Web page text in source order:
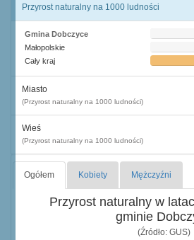
Przyrost naturalny na 1000 ludności
Gmina Dobczyce
Małopolskie
Cały kraj
Miasto
(Przyrost naturalny na 1000 ludności)
Wieś
(Przyrost naturalny na 1000 ludności)
Ogółem Kobiety Mężczyźni
Przyrost naturalny w
gminie
(Źródło: GUS)